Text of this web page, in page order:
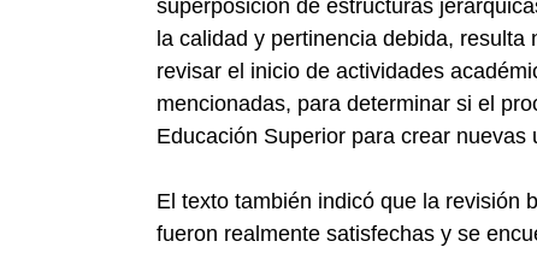
superposición de estructuras
la calidad y pertinencia debida,
revisar el inicio de actividades
mencionadas, para determinar si el
Educación Superior para crear
El texto también indicó que la revisión
fueron realmente satisfechas y se